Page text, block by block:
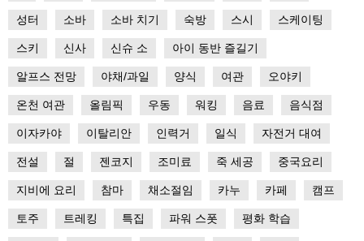
성터 소바 소바 치기 숙방 스시 스케이팅
스키 신사 신슈 소 아이 동반 즐길기
알프스 전망 야채/과일 양식 여관 오야키
온천 여관 올림픽 우동 워킹 음료 음식점
이자카야 이탈리안 인력거 일식 자전거 대여
전설 절 젠코지 조미료 죽 세공 중국요리
지비에 요리 참마 채소절임 카누 카페 캠프
토주 트레킹 특집 파워 스폿 평화 학습